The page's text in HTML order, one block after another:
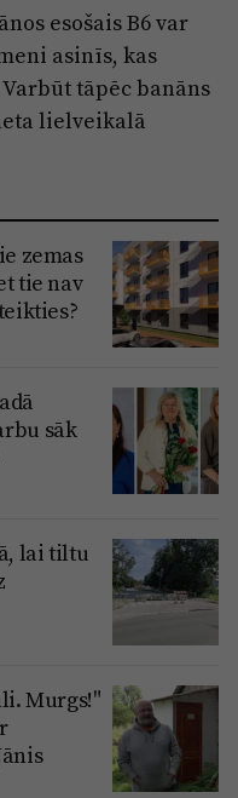
esošais B6 var
asinīs, kas
tāpēc banāns
lielveikalā
zemas
tie nav
sāk
lai tiltu
Murgs!"